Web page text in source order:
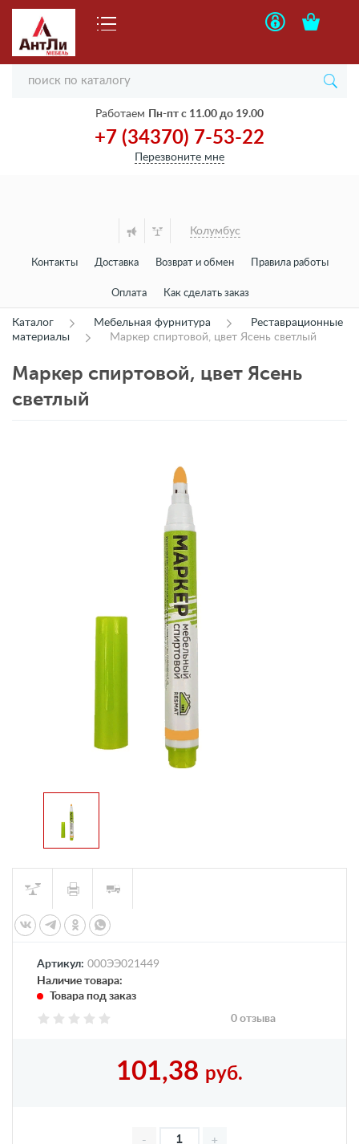
Работаем Пн-пт с 11.00 до 19.00
+7 (34370) 7-53-22
Перезвоните мне
Колумбус
Контакты Доставка Возврат и обмен Правила работы
Оплата Как сделать заказ
Каталог Мебельная фурнитура
Реставрационные
материалы
Маркер спиртовой, цвет Ясень светлый
Маркер спиртовой, цвет Ясень
светлый
Артикул: 000ЭЭ021449
Наличие товара:
Товара под заказ
0 отзыва
101,38 руб.